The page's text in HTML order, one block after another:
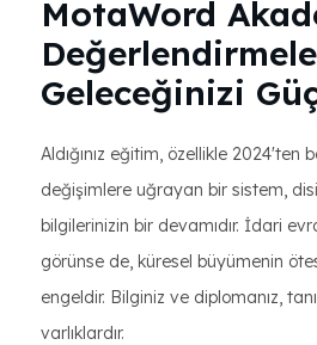
MotaWord
Geleceğinizi
Aldığınız eğitim, özellikle 2024'ten
değişimlere uğrayan bir sistem,
bilgilerinizin bir devamıdır. İdari
görünse de, küresel büyümenin
engeldir. Bilginiz ve diplomanız,
varlıklardır.